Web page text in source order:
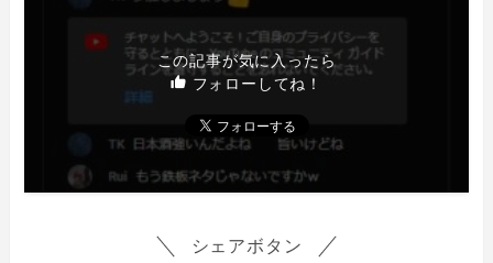
この記事が気に入ったら
フォローしてね！
シェアボタン